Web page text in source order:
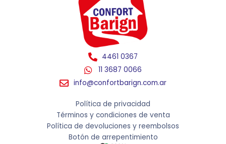
4461 0367
11 3687 0066
info@confortbarign.com.ar
Política de privacidad
Términos y condiciones de venta
Política de devoluciones y reembolsos
Botón de arrepentimiento